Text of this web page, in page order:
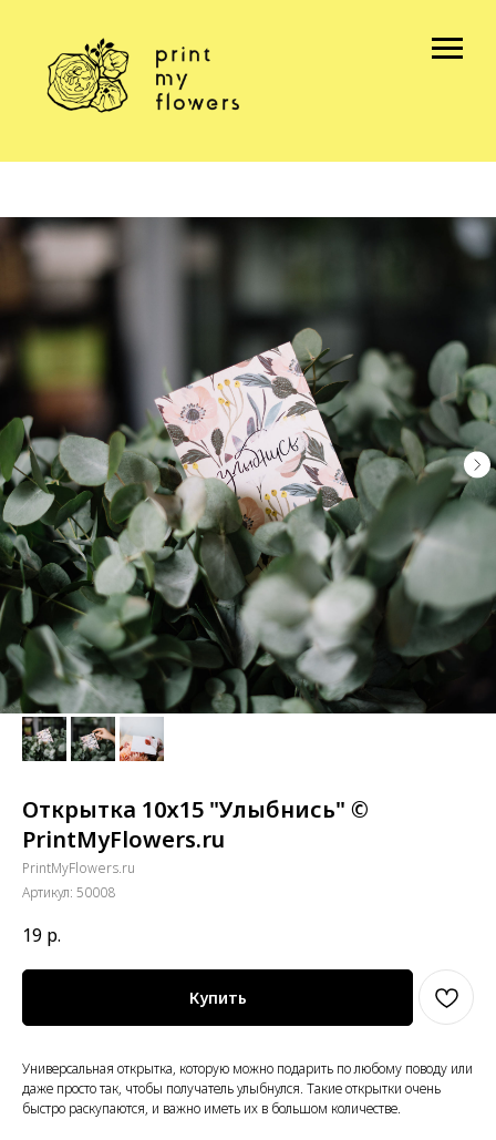
Открытка 10х15 "Улыбнись" ©
PrintMyFlowers.ru
PrintMyFlowers.ru
Артикул: 50008
19 р.
Купить
Универсальная открытка, которую можно подарить по любому поводу или
даже просто так, чтобы получатель улыбнулся. Такие открытки очень
быстро раскупаются, и важно иметь их в большом количестве.